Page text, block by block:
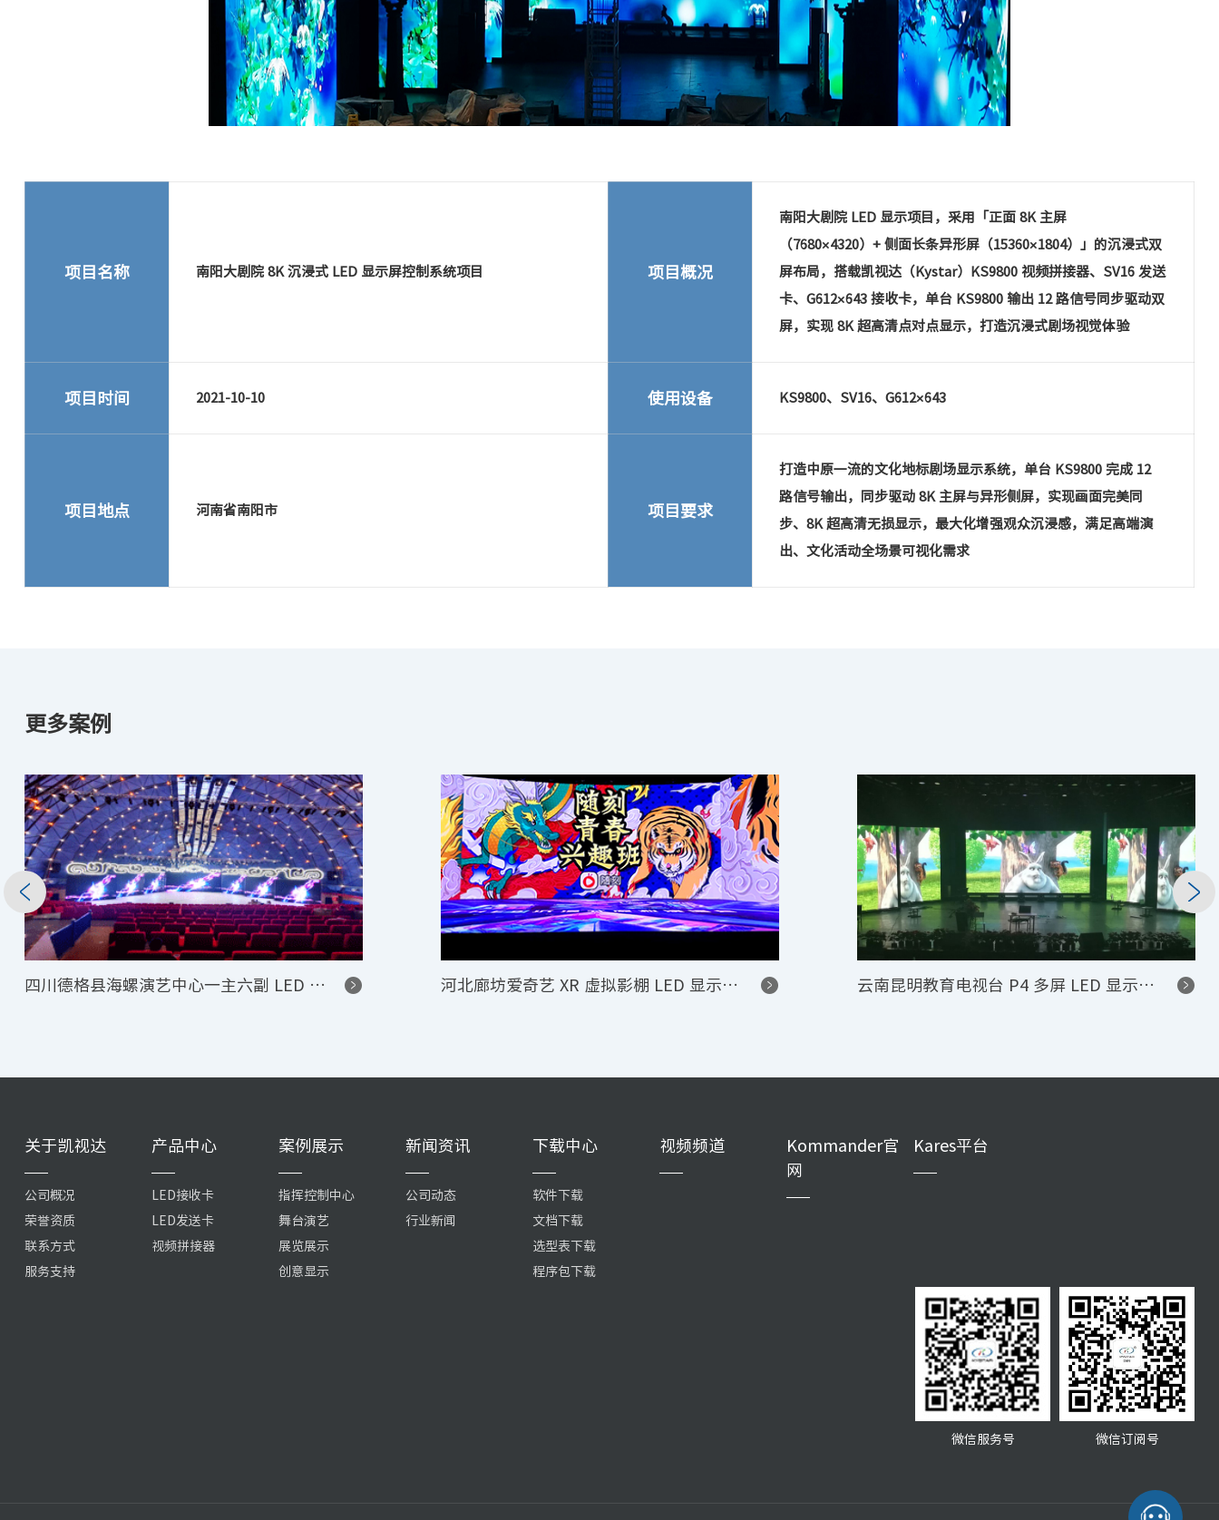
项目名称 南阳大剧院 8K 沉浸式 LED 显示屏控制系统项目 项目概况
南阳大剧院 LED 显示项目，采用「正面 8K 主屏
（7680×4320）+ 侧面长条异形屏（15360×1804）」的沉浸式双
屏布局，搭载凯视达（Kystar）KS9800 视频拼接器、SV16 发送
卡、G612×643 接收卡，单台 KS9800 输出 12 路信号同步驱动双
屏，实现 8K 超高清点对点显示，打造沉浸式剧场视觉体验
项目时间 2021-10-10 使用设备 KS9800、SV16、G612×643
项目地点 河南省南阳市 项目要求
打造中原一流的文化地标剧场显示系统，单台 KS9800 完成 12
路信号输出，同步驱动 8K 主屏与异形侧屏，实现画面完美同
步、8K 超高清无损显示，最大化增强观众沉浸感，满足高端演
出、文化活动全场景可视化需求
更多案例
四川德格县海螺演艺中心一主六副 LED 显示屏控制系统项目 河北廊坊爱奇艺 XR 虚拟影棚 LED 显示与播控系统项目 云南昆明教育电视台 P4 多屏 LED 显示屏控制系统项目
关于凯视达
公司概况
荣誉资质
联系方式
服务支持
产品中心
LED接收卡
LED发送卡
视频拼接器
案例展示
指挥控制中心
舞台演艺
展览展示
创意显示
新闻资讯
公司动态
行业新闻
下载中心
软件下载
文档下载
选型表下载
程序包下载
视频频道
Kommander官
网
Kares平台
微信服务号 微信订阅号